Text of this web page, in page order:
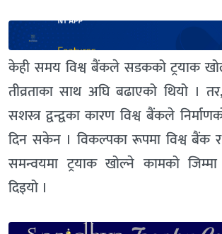
केही समय विश्व बैंकले सडकको ट्रयाक
तीव्रताका साथ अघि बढाएको थियो ।
सशस्त्र द्वन्द्वका कारण विश्व बैंकले
दिन सकेन । विकल्पका रूपमा विश्व बैंक
समन्वयमा ट्रयाक खोल्ने कामको
दिइयो ।